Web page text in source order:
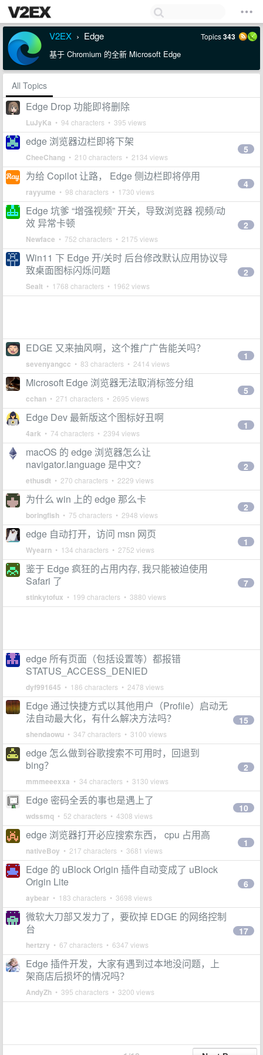
V2EX › Edge Topics343
基于 Chromium 的全新 Microsoft Edge
All Topics
Edge Drop 功能即将删除
LuJyKa • 94 characters • 395 views
edge 浏览器边栏即将下架
CheeChang • 210 characters • 2134 views
5
为给 Copilot 让路， Edge 侧边栏即将停用
rayyume • 98 characters • 1730 views
4
Edge 坑爹 “增强视频” 开关，导致浏览器 视频/动
效 异常卡顿
Newface • 752 characters • 2175 views
2
Win11 下 Edge 开/关时 后台修改默认应用协议导
致桌面图标闪烁问题
Sealt • 1768 characters • 1962 views
2
EDGE 又来抽风啊，这个推广广告能关吗？
sevenyangcc • 83 characters • 2414 views
1
Microsoft Edge 浏览器无法取消标签分组
cchan • 271 characters • 2695 views
5
Edge Dev 最新版这个图标好丑啊
4ark • 74 characters • 2394 views
1
macOS 的 edge 浏览器怎么让
navigator.language 是中文？
ethusdt • 270 characters • 2229 views
2
为什么 win 上的 edge 那么卡
boringfish • 75 characters • 2948 views
2
edge 自动打开，访问 msn 网页
Wyearn • 134 characters • 2752 views
1
鉴于 Edge 疯狂的占用内存, 我只能被迫使用
Safari 了
stinkytofux • 199 characters • 3880 views
7
edge 所有页面（包括设置等）都报错
STATUS_ACCESS_DENIED
dyf991645 • 186 characters • 2478 views
Edge 通过快捷方式以其他用户（Profile）启动无
法自动最大化，有什么解决方法吗？
shendaowu • 347 characters • 3100 views
15
edge 怎么做到谷歌搜索不可用时，回退到
bing？
mmmeeexxa • 34 characters • 3130 views
2
Edge 密码全丢的事也是遇上了
wdssmq • 52 characters • 4308 views
10
edge 浏览器打开必应搜索东西， cpu 占用高
nativeBoy • 217 characters • 3681 views
1
Edge 的 uBlock Origin 插件自动变成了 uBlock
Origin Lite
aybear • 183 characters • 3698 views
6
微软大刀部又发力了，要砍掉 EDGE 的网络控制
台
hertzry • 67 characters • 6347 views
17
Edge 插件开发，大家有遇到过本地没问题，上
架商店后损坏的情况吗？
AndyZh • 395 characters • 3200 views